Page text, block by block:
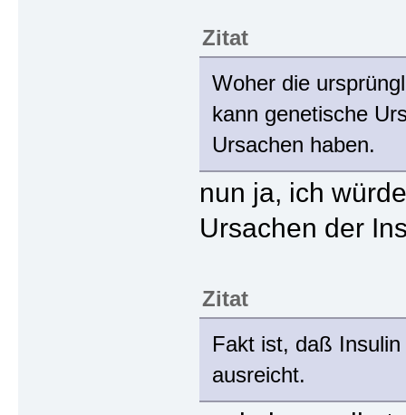
Zitat
Woher die
kann genetische
Ursachen haben.
nun ja, ich
Ursachen der
Zitat
Fakt ist, daß
ausreicht.